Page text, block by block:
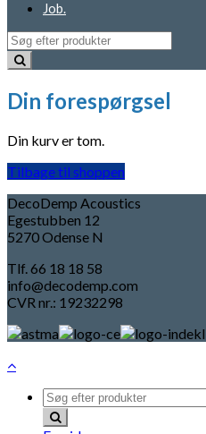
Job.
Din forespørgsel
Din kurv er tom.
Tilbage til shoppen
DecoDemp Acoustics
Egestubben 12
5270 Odense N
Tlf. 66 18 18 58
info@decodemp.com
CVR nr.: 19232298